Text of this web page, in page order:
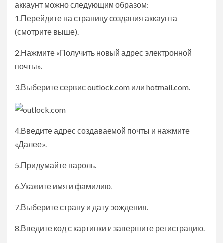
аккаунт можно следующим образом:
1.Перейдите на страницу создания аккаунта
(смотрите выше).
2.Нажмите «Получить новый адрес электронной
почты».
3.Выберите сервис outlock.com или hotmail.com.
4.Введите адрес создаваемой почты и нажмите
«Далее».
5.Придумайте пароль.
6.Укажите имя и фамилию.
7.Выберите страну и дату рождения.
8.Введите код с картинки и завершите регистрацию.